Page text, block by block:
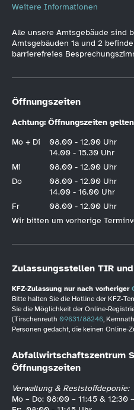
Weitere Informationen
Alle unsere Amtsgebäude sind
Amtsgebäuden 1a und 2
barrierefreies
Öffnungszeiten
Achtung: Öffnungszeiten
Mo + Di
08.00 - 12.00 Uhr
14.00 - 15.30 Uhr
Mi
08.00 - 12.00 Uhr
Do
08.00 - 12.00 Uhr
14.00 - 16.00 Uhr
Fr
08.00 - 12.00 Uhr
Wir bitten um vorherige
Zulassungsstellen TIR und
KFZ-Zulassung nur nach vorheriger
Bitte halten Sie die Hotline der KFZ-
Sie die Möglichkeit der Online-
(Tirschenreuth 09631/88246, Kemnath
Personen gedacht, die keinen Online-
Abfallwirtschaftszentrum
Öffnungszeiten
Verwaltung & Reststoffdeponie:
Mo – Do: 08:00 – 11:45 & 12:30